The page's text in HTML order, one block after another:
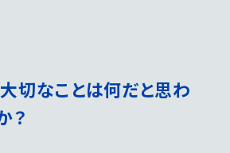
切なことは何だと思わ
？